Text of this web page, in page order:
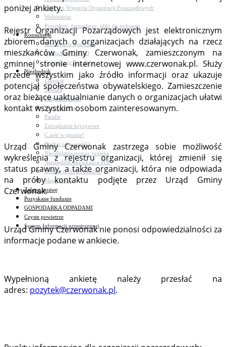
Centrum Wsparcia Organizacji Pozarządowych
Wolontariat
Procedury, formularze, pliki do pobrania
Konsultacje
Konsultacje społeczne
Konsultacje z NGO
Konsultacje dot. dróg
Niezbędnik
Zdrowie
Oświata
Bezpieczeństwo
Komunikacja
Parafie
Zarządzanie kryzysowe
C.ześć w gminie!
Budżet obywatelski
Nieodpłatna pomoc prawna
Niezbędnik mieszkańca PDF
Aplikacja mMieszkaniec
Mapa gminy
Załatw sprawę
Pozyskane fundusze
GOSPODARKA ODPADAMI
Czyste powietrze
System Informacji przestrzennej
poniżej ankiety.
Rejestr Organizacji Pozarządowych jest elektronicznym
zbiorem danych o organizacjach działających na rzecz
mieszkańców Gminy Czerwonak, zamieszczonym na
gminnej stronie internetowej www.czerwonak.pl. Służy
przede wszystkim jako źródło informacji oraz ukazuje
potencjał społeczeństwa obywatelskiego. Zamieszczenie
oraz bieżące uaktualnianie danych o organizacjach ułatwi
kontakt wszystkim osobom zainteresowanym.
Urząd Gminy Czerwonak zastrzega sobie możliwość
wykreślenia z rejestru organizacji, której zmienił się
status prawny, a także organizacji, która nie odpowiada
na próby kontaktu podjęte przez Urząd Gminy
Czerwonak.
Urząd Gminy Czerwonak nie ponosi odpowiedzialności za
informacje podane w ankiecie.
Wypełnioną ankietę należy przesłać na
adres: pozytek@czerwonak.pl.